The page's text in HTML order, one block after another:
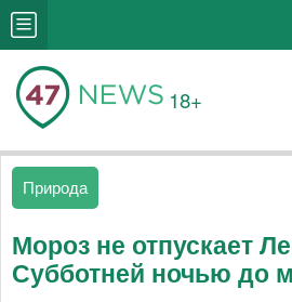
18+
Природа
Мороз не отпускает
Субботней ночью до